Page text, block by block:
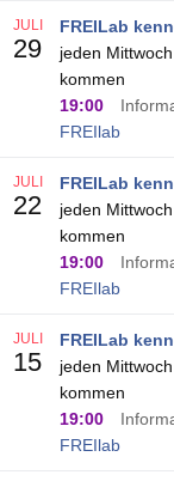
FREILab
jeden
kommen
19:00
FREIlab
JULI
29
FREILab
jeden
kommen
19:00
FREIlab
JULI
22
FREILab
jeden
kommen
19:00
FREIlab
JULI
15